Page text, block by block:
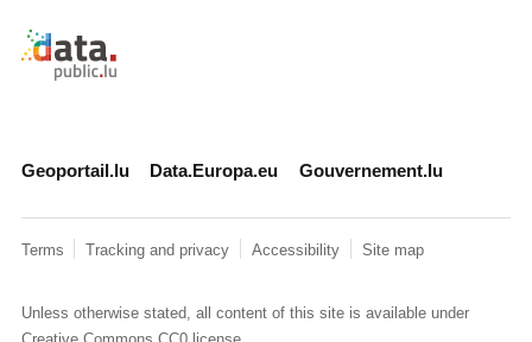
Retour à l'accueil de data.public.lu
Geoportail.lu Data.Europa.eu Gouvernement.lu
Terms Tracking and privacy Accessibility Site map
Unless otherwise stated, all content of this site is available under